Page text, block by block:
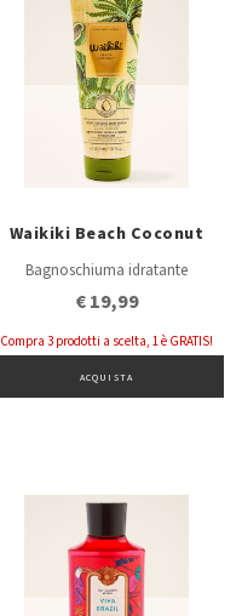
Waikiki Beach Coconut
Bagnoschiuma idratante
€ 19,99
Compra 3 prodotti a scelta, 1 è GRATIS!
ACQUISTA